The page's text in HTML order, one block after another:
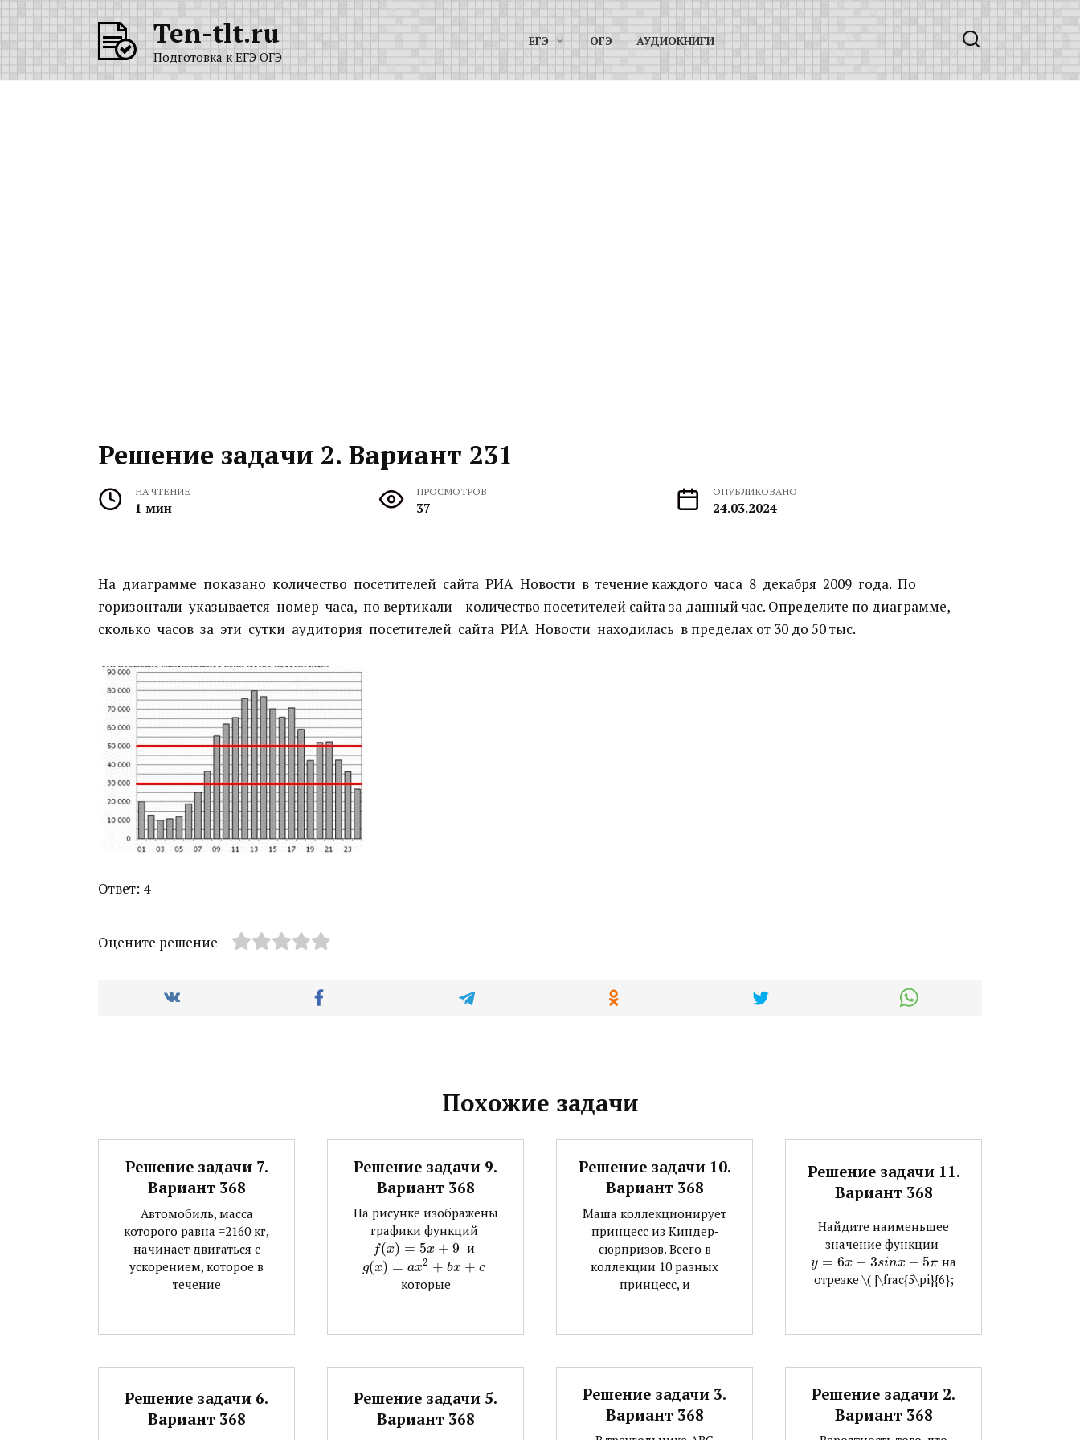
содержанию
Ten-tlt.ru
Подготовка к ЕГЭ ОГЭ
ЕГЭ ОГЭ АУДИОКНИГИ
Решение задачи 2. Вариант 231
НА ЧТЕНИЕ
1 мин
ПРОСМОТРОВ
37
ОПУБЛИКОВАНО
24.03.2024
На диаграмме показано количество посетителей сайта РИА Новости в течение каждого часа 8 декабря 2009 года. По
горизонтали указывается номер часа, по вертикали – количество посетителей сайта за данный час. Определите по диаграмме,
сколько часов за эти сутки аудитория посетителей сайта РИА Новости находилась в пределах от 30 до 50 тыс.
Ответ: 4
Оцените решение
Похожие задачи
Решение задачи 7.
Вариант 368
Автомобиль, масса
которого равна =2160 кг,
начинает двигаться с
ускорением, которое в
течение
Решение задачи 9.
Вариант 368
На рисунке изображены
графики функций ​
f(x) = 5x + 9 ​ и ​
g(x) = ax2 + bx + c​
которые
Решение задачи 10.
Вариант 368
Маша коллекционирует
принцесс из Киндер‐
сюрпризов. Всего в
коллекции 10 разных
принцесс, и
Решение задачи 11.
Вариант 368
Найдите наименьшее
значение функции ​
y = 6x − 3sinx − 5π ​ на
отрезке ​\( [\frac{5\pi}{6};
Решение задачи 6.
Вариант 368
Решение задачи 5.
Вариант 368
Решение задачи 3.
Вариант 368
Решение задачи 2.
Вариант 368